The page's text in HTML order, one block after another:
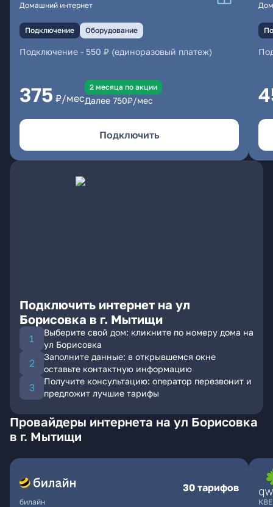
Домашний интернет
Подключение Оборудование
Подключение - 550 ₽ (единоразовый платеж)
375 ₽/мес
2 месяцa по акции
Далее 750₽/мес
Подключить
Подключить интернет на ул
Борисовка в г. Мытищи
Выберите свой дом: кликните по номеру дома на
ул Борисовка
Заполните данные: в открывшемся окне
оставьте контактную информацию
Получите консультацию: оператор перезвонит и
предложит лучшие тарифы
Провайдеры интернета на ул Борисовка
в г. Мытищи
билайн
30 тарифов